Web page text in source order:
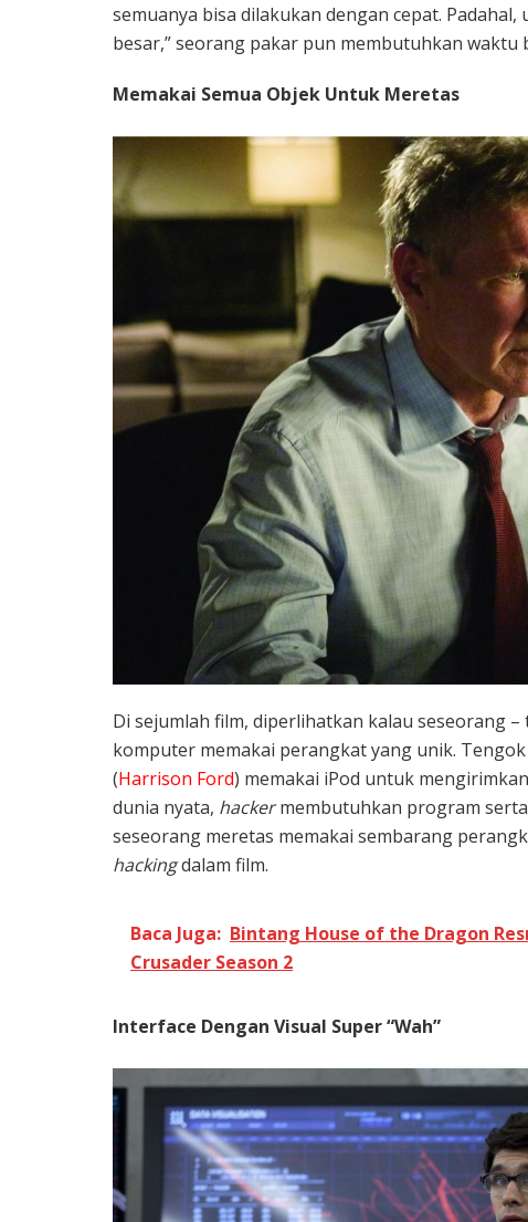
semuanya bisa dilakukan dengan cepat.
besar,” seorang pakar pun membutuhkan
Memakai Semua Objek Untuk Meretas
Di sejumlah film, diperlihatkan kalau seseorang
komputer memakai perangkat yang unik. Tengok
(Harrison Ford) memakai iPod untuk
dunia nyata, hackermembutuhkan program serta
seseorang meretas memakai sembarang
hackingdalam film.
Baca Juga: Bintang House of the Dragon
Crusader Season 2
Interface Dengan Visual Super “Wah”